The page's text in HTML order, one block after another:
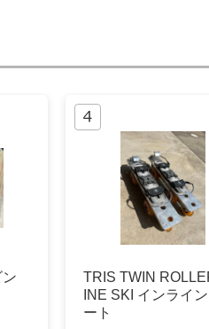
TRIS TWIN
INE SKI インライ
ート